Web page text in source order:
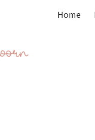
Skip to
Home